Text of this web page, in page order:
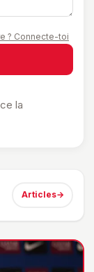
? Connecte-toi
la
Articles→